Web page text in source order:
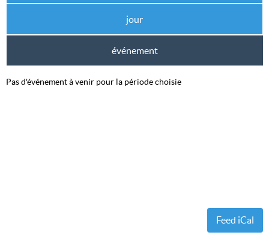
jour
événement
Pas d'événement à venir pour la période choisie
Feed iCal